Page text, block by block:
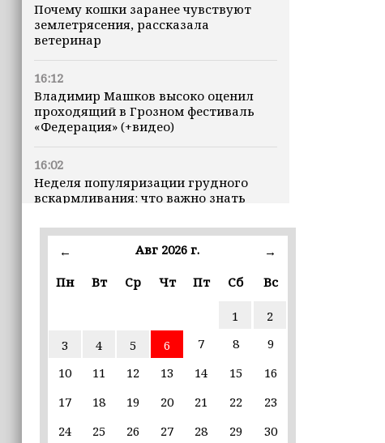
Почему кошки заранее чувствуют
землетрясения, рассказала
ветеринар
16:12
Владимир Машков высоко оценил
проходящий в Грозном фестиваль
«Федерация» (+видео)
16:02
Неделя популяризации грудного
вскармливания: что важно знать
15:39
Республике серию спортивных
15:10
Для иностранных абитуриентов,
введён единый экзамен по русскому
← Авг 2026 г.
→
Пн
Вт Ср Чт Пт Сб Вс
1
2
3
4 5 6 7 8
9
10
11 12 13 14 15
16
17
18 19 20 21 22
23
24
25 26 27 28 29
30